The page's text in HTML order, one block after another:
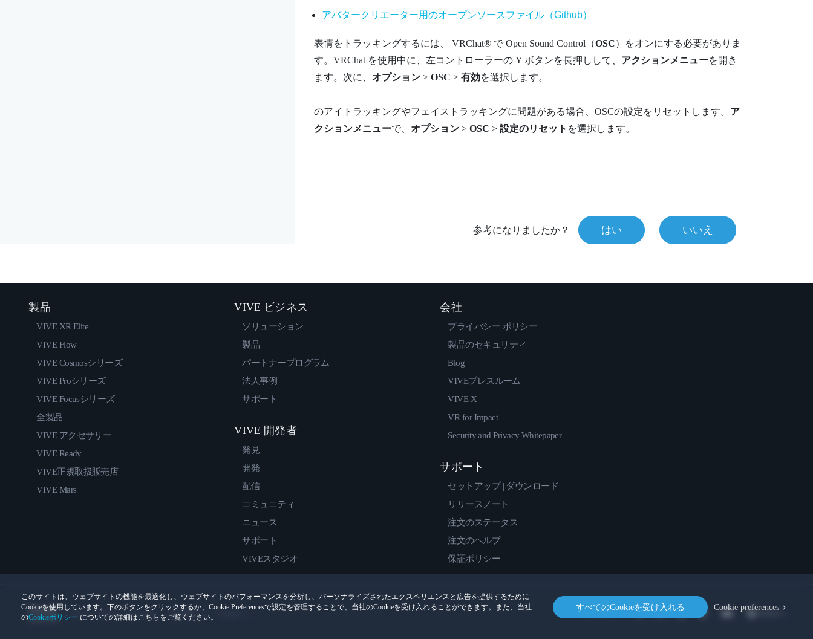
アバタークリエーター用のオープンソースファイル（Github）
表情をトラッキングするには、 VRChat®で Open Sound Control（OSC）をオンにする必要がありま
す。 VRChatを使用中に、左コントローラーの Yボタンを長押しして、 アクションメニューを開き
ます。次に、 オプション> OSC > 有効を選択します。
のアイトラッキングやフェイストラッキングに問題がある場合、OSCの設定をリセットします。 ア
クションメニューで、 オプション> OSC > 設定のリセット を選択します。
参考になりましたか？ はい いいえ
このサイトは、ウェブサイトの機能を最適化し、ウェブサイトのパフォーマンスを分析し、パーソナライズされたエクスペリエンスと広告を提供するために
Cookieを使用しています。下のボタンをクリックするか、Cookie Preferencesで設定を管理することで、当社のCookieを受け入れることができます。また、当社
のCookieポリシー についての詳細はこちらをご覧ください。
すべてのCookieを受け入れる Cookie preferences
製品
VIVE XR Elite
VIVE Flow
VIVE Cosmosシリーズ
VIVE Proシリーズ
VIVE Focusシリーズ
全製品
VIVE アクセサリー
VIVE Ready
VIVE正規取扱販売店
VIVE Mars
VIVE ビジネス
ソリューション
製品
パートナープログラム
法人事例
サポート
VIVE 開発者
発見
開発
配信
コミュニティ
ニュース
サポート
VIVEスタジオ
会社
プライバシー ポリシー
製品のセキュリティ
Blog
VIVEプレスルーム
VIVE X
VR for Impact
Security and Privacy Whitepaper
サポート
セットアップ | ダウンロード
リリースノート
注文のステータス
注文のヘルプ
保証ポリシー
Location
© 2011-2026 HTC Corporation 法的情報